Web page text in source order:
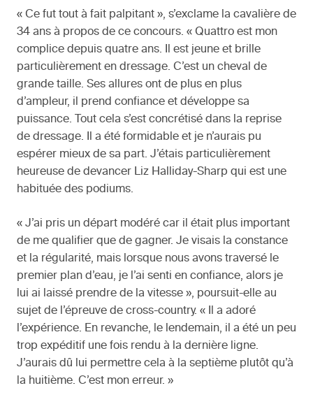
« Ce fut tout à fait palpitant », s’exclame la cavalière de
34 ans à propos de ce concours. « Quattro est mon
complice depuis quatre ans. Il est jeune et brille
particulièrement en dressage. C’est un cheval de
grande taille. Ses allures ont de plus en plus
d’ampleur, il prend confiance et développe sa
puissance. Tout cela s’est concrétisé dans la reprise
de dressage. Il a été formidable et je n’aurais pu
espérer mieux de sa part. J’étais particulièrement
heureuse de devancer Liz Halliday-Sharp qui est une
habituée des podiums.
« J’ai pris un départ modéré car il était plus important
de me qualifier que de gagner. Je visais la constance
et la régularité, mais lorsque nous avons traversé le
premier plan d’eau, je l’ai senti en confiance, alors je
lui ai laissé prendre de la vitesse », poursuit-elle au
sujet de l’épreuve de cross-country. « Il a adoré
l’expérience. En revanche, le lendemain, il a été un peu
trop expéditif une fois rendu à la dernière ligne.
J’aurais dû lui permettre cela à la septième plutôt qu’à
la huitième. C’est mon erreur. »